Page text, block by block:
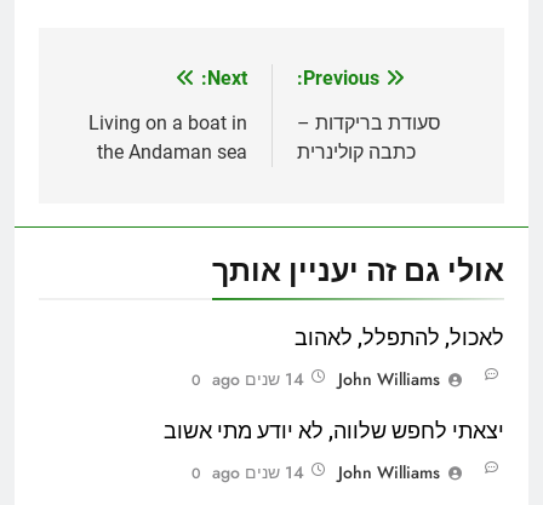
Previous:
סעודת בריקדות –
כתבה קולינרית
Next:
Living on a boat in
the Andaman sea
אולי גם זה יעניין אותך
לאכול, להתפלל, לאהוב
John Williams
14 שנים ago 0
יצאתי לחפש שלווה, לא יודע מתי אשוב
John Williams
14 שנים ago 0